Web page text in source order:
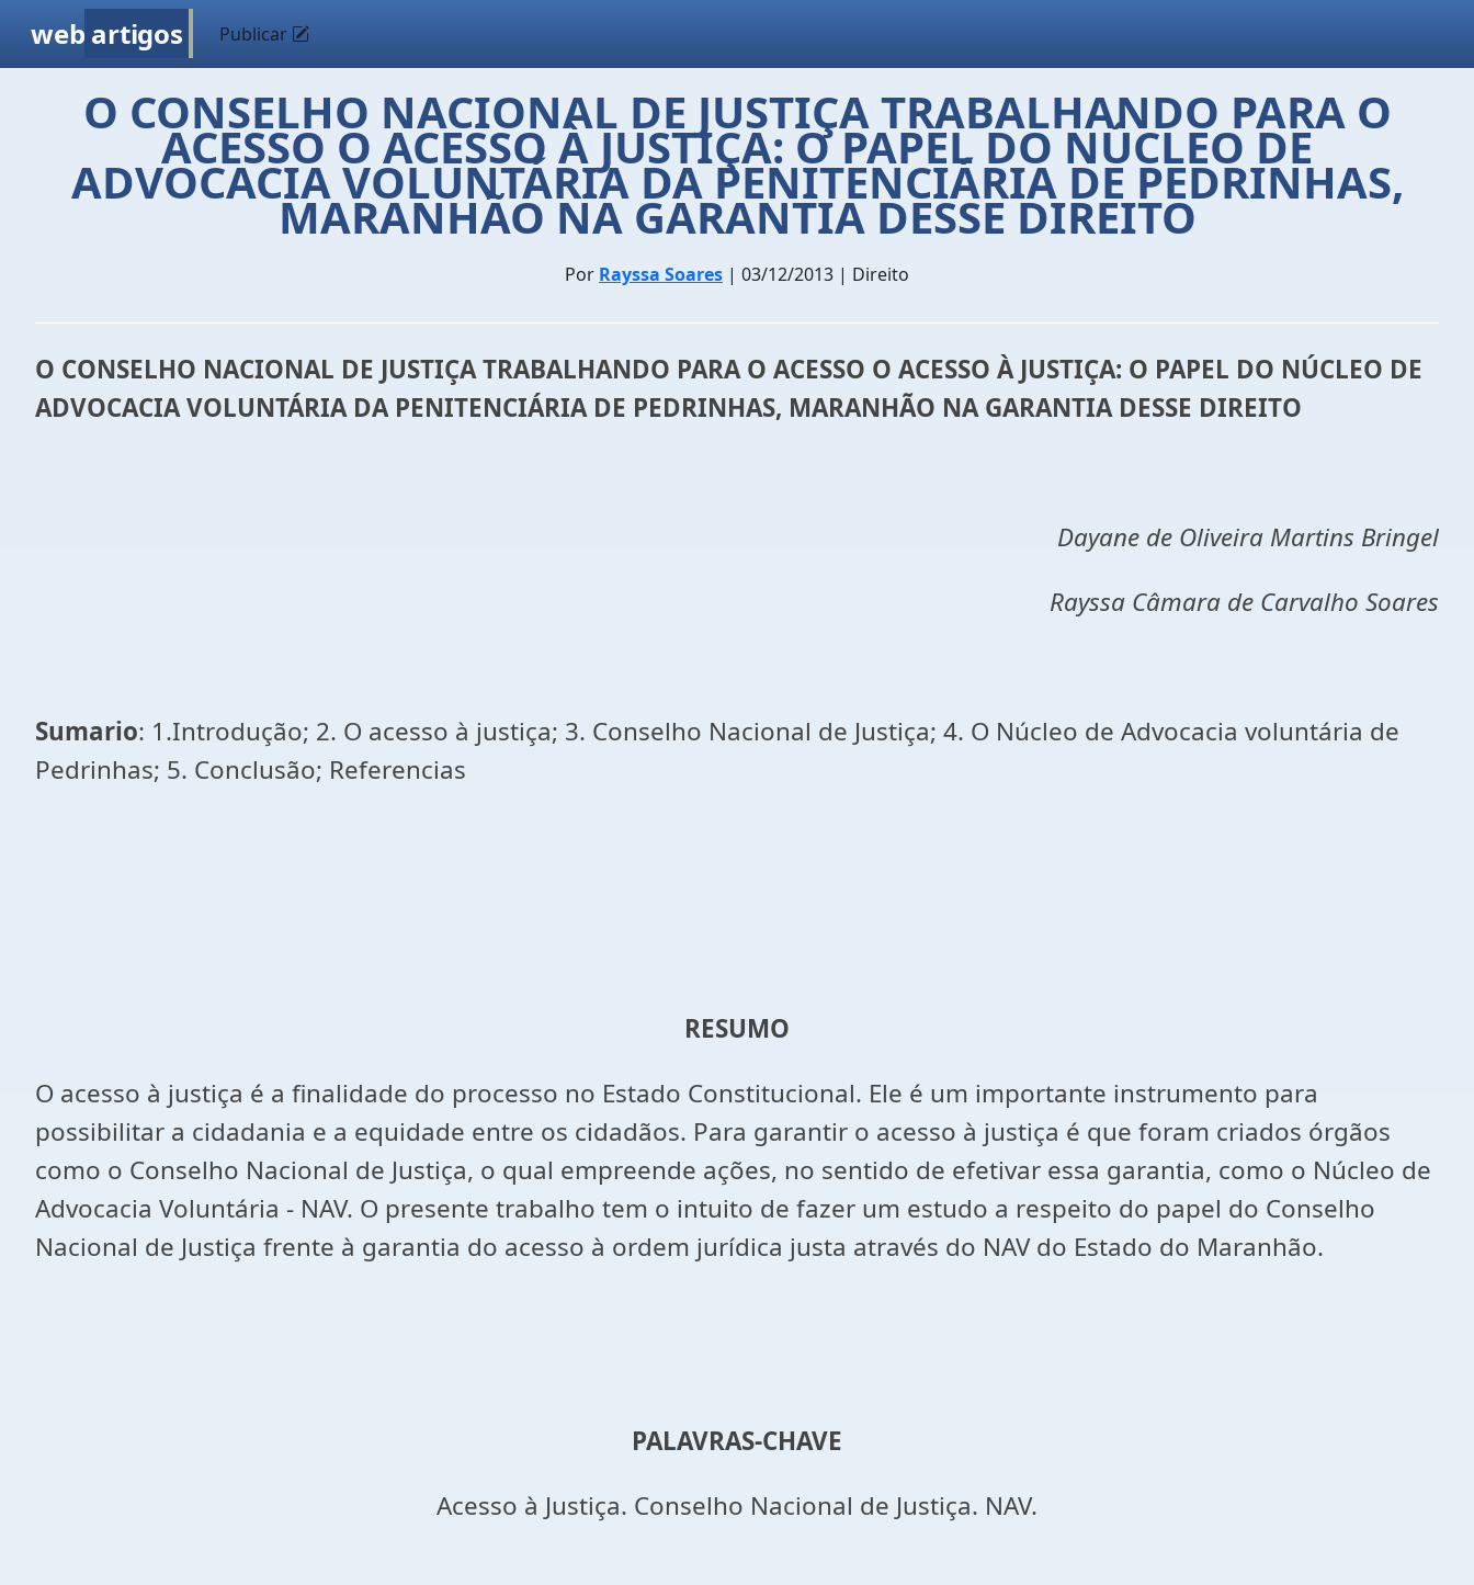
web artigos Publicar
O CONSELHO NACIONAL DE JUSTIÇA TRABALHANDO PARA O
ACESSO O ACESSO À JUSTIÇA: O PAPEL DO NÚCLEO DE
ADVOCACIA VOLUNTÁRIA DA PENITENCIÁRIA DE PEDRINHAS,
MARANHÃO NA GARANTIA DESSE DIREITO
Por Rayssa Soares | 03/12/2013 | Direito
O CONSELHO NACIONAL DE JUSTIÇA TRABALHANDO PARA O ACESSO O ACESSO À JUSTIÇA: O PAPEL DO NÚCLEO DE
ADVOCACIA VOLUNTÁRIA DA PENITENCIÁRIA DE PEDRINHAS, MARANHÃO NA GARANTIA DESSE DIREITO
Dayane de Oliveira Martins Bringel
Rayssa Câmara de Carvalho Soares
Sumario: 1.Introdução; 2. O acesso à justiça; 3. Conselho Nacional de Justiça; 4. O Núcleo de Advocacia voluntária de
Pedrinhas; 5. Conclusão; Referencias
RESUMO
O acesso à justiça é a finalidade do processo no Estado Constitucional. Ele é um importante instrumento para
possibilitar a cidadania e a equidade entre os cidadãos. Para garantir o acesso à justiça é que foram criados órgãos
como o Conselho Nacional de Justiça, o qual empreende ações, no sentido de efetivar essa garantia, como o Núcleo de
Advocacia Voluntária - NAV. O presente trabalho tem o intuito de fazer um estudo a respeito do papel do Conselho
Nacional de Justiça frente à garantia do acesso à ordem jurídica justa através do NAV do Estado do Maranhão.
PALAVRAS-CHAVE
Acesso à Justiça. Conselho Nacional de Justiça. NAV.